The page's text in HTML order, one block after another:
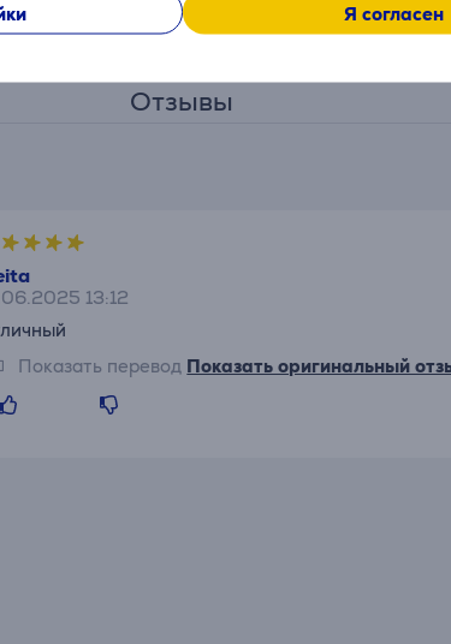
Я согласен
Отзывы
13:12
Показать перевод Показать оригинальный